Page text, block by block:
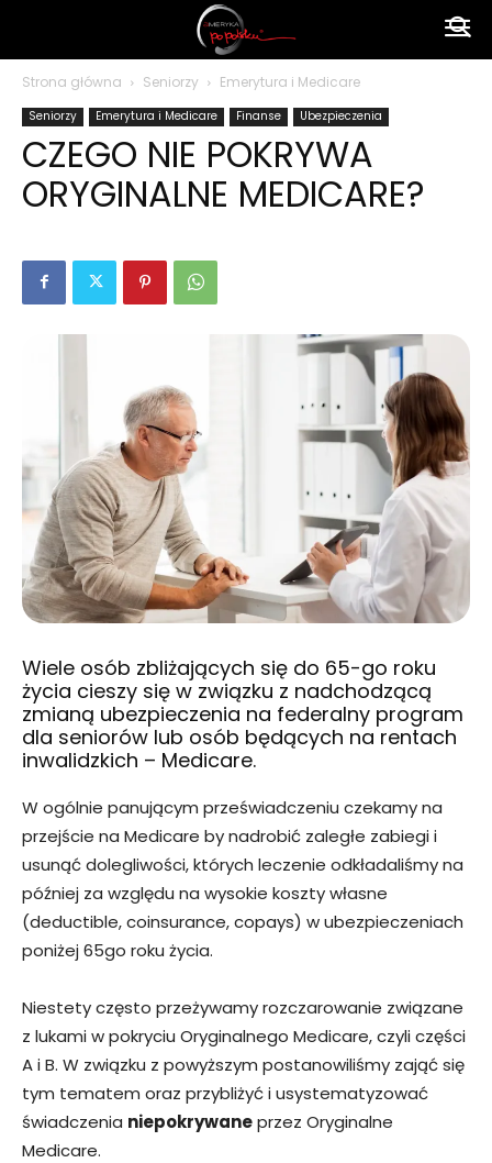
Strona główna Seniorzy Emerytura i Medicare
Seniorzy Emerytura i Medicare Finanse Ubezpieczenia
CZEGO NIE POKRYWA
ORYGINALNE MEDICARE?
Wiele osób zbliżających się do 65-go roku
życia cieszy się w związku z nadchodzącą
zmianą ubezpieczenia na federalny program
dla seniorów lub osób będących na rentach
inwalidzkich – Medicare.
W ogólnie panującym przeświadczeniu czekamy na
przejście na Medicare by nadrobić zaległe zabiegi i
usunąć dolegliwości, których leczenie odkładaliśmy na
później za względu na wysokie koszty własne
(deductible, coinsurance, copays) w ubezpieczeniach
poniżej 65go roku życia.
Niestety często przeżywamy rozczarowanie związane
z lukami w pokryciu Oryginalnego Medicare, czyli części
A i B. W związku z powyższym postanowiliśmy zająć się
tym tematem oraz przybliżyć i usystematyzować
świadczenia niepokrywaneprzez Oryginalne
Medicare.